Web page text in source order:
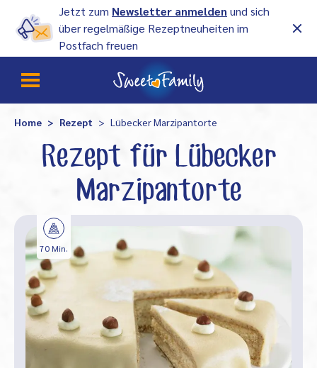
Jetzt zum Newsletter anmelden und sich
über regelmäßige Rezeptneuheiten im
Postfach freuen
Home Rezept Lübecker Marzipantorte
Rezept für Lübecker
Marzipantorte
70 Min.